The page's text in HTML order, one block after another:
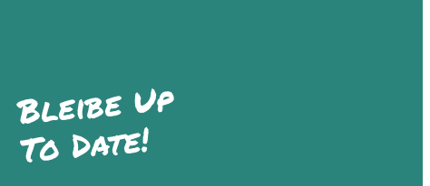
Bleibe Up
To Date!